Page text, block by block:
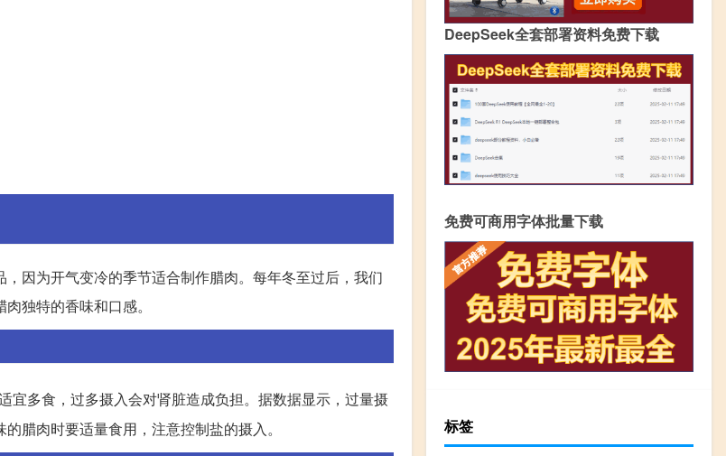
因为开气变冷的季节适合制作腊肉。每年冬至过后，我们
独特的香味和口感。
宜多食，过多摄入会对肾脏造成负担。据数据显示，过量摄
腊肉时要适量食用，注意控制盐的摄入。
DeepSeek全套部署资料免费下载
免费可商用字体批量下载
标签